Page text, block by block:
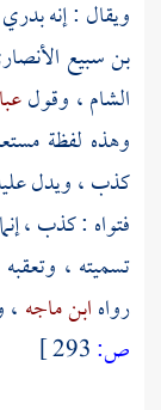
ويقال : إنه
بن سبيع
الشام، وقول
وهذه لفظة
كذب ، ويدل
فتواه : كذب ،
تسميته ، وتعقبه
رواهابن ماجه
ص: